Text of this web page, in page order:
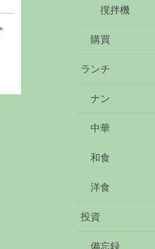
撹拌機
購買
ランチ
ナン
中華
和食
洋食
投資
備忘録